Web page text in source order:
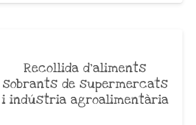
Recollida d’aliments
sobrants de supermercats
i indústria agroalimentària